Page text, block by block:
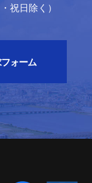
祝日除く）
ォーム